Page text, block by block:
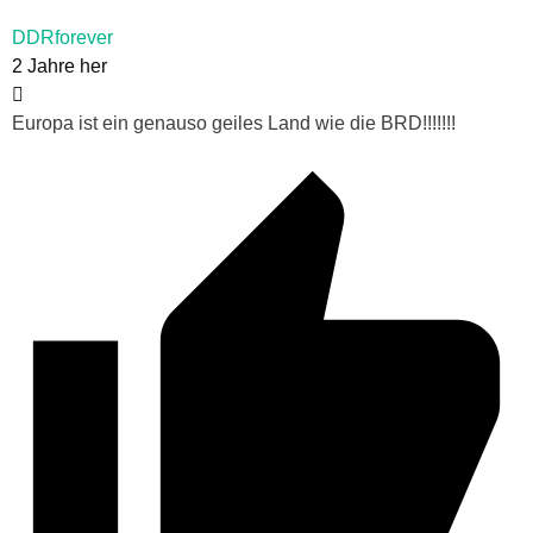
DDRforever
2 Jahre her
Europa ist ein genauso geiles Land wie die BRD!!!!!!!